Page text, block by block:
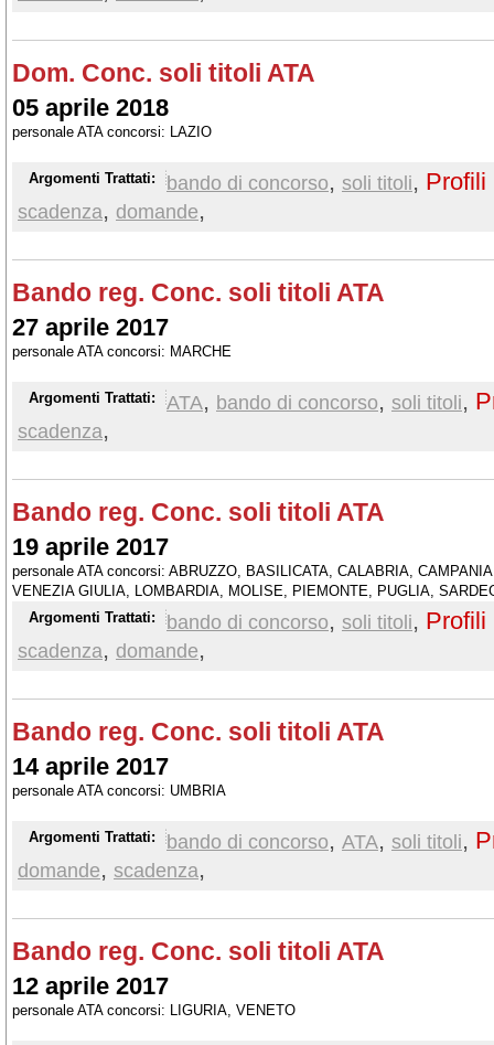
Dom. Conc. soli titoli ATA
05 aprile 2018
personale ATA concorsi: LAZIO
Argomenti Trattati: bando di concorso, soli titoli, Profili
scadenza, domande,
Bando reg. Conc. soli titoli ATA
27 aprile 2017
personale ATA concorsi: MARCHE
Argomenti Trattati: ATA, bando di concorso, soli titoli,
scadenza,
Bando reg. Conc. soli titoli ATA
19 aprile 2017
personale ATA concorsi: ABRUZZO, BASILICATA, CALABRIA,
VENEZIA GIULIA, LOMBARDIA, MOLISE, PIEMONTE, PUGLIA,
Argomenti Trattati:
bando di concorso, soli titoli, Profili
scadenza, domande,
Bando reg. Conc. soli titoli ATA
14 aprile 2017
personale ATA concorsi: UMBRIA
Argomenti Trattati: bando di concorso, ATA, soli titoli,
domande, scadenza,
Bando reg. Conc. soli titoli ATA
12 aprile 2017
personale ATA concorsi: LIGURIA, VENETO